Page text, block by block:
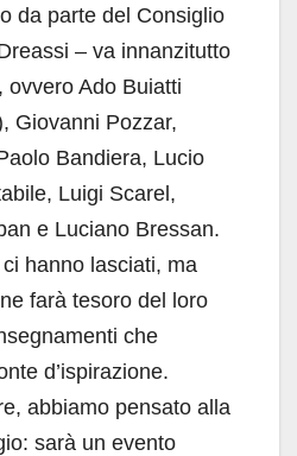
da parte del Consiglio
– va innanzitutto
ovvero Ado Buiatti
Giovanni Pozzar,
Bandiera, Lucio
Luigi Scarel,
e Luciano Bressan.
hanno lasciati, ma
farà tesoro del loro
che
d’ispirazione.
abbiamo pensato alla
sarà un evento